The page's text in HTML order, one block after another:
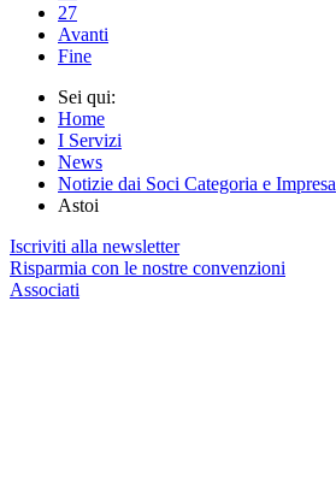
27
Avanti
Fine
Sei qui:
Home
I Servizi
News
Notizie dai Soci Categoria e Impresa
Astoi
Iscriviti alla newsletter
Risparmia con le nostre convenzioni
Associati